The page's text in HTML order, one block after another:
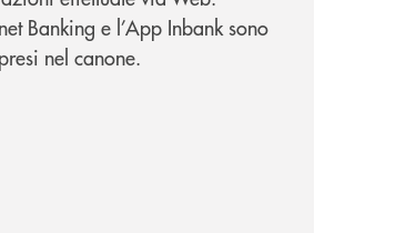
Banking e l’App Inbank sono
nel canone.